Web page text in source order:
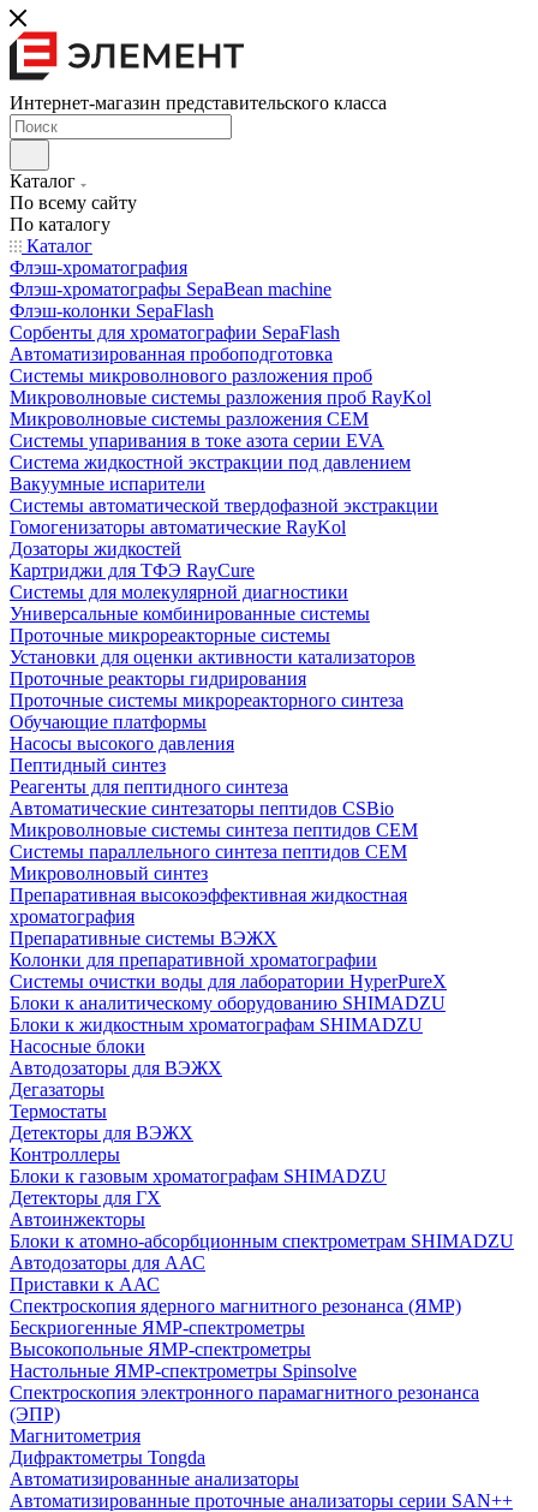
Интернет-магазин представительского класса
Каталог
По всему сайту
По каталогу
Каталог
Флэш-хроматография
Флэш-хроматографы SepaBean machine
Флэш-колонки SepaFlash
Сорбенты для хроматографии SepaFlash
Автоматизированная пробоподготовка
Системы микроволнового разложения проб
Микроволновые системы разложения проб RayKol
Микроволновые системы разложения CEM
Системы упаривания в токе азота серии EVA
Система жидкостной экстракции под давлением
Вакуумные испарители
Системы автоматической твердофазной экстракции
Гомогенизаторы автоматические RayKol
Дозаторы жидкостей
Картриджи для ТФЭ RayCure
Системы для молекулярной диагностики
Универсальные комбинированные системы
Проточные микрореакторные системы
Установки для оценки активности катализаторов
Проточные реакторы гидрирования
Проточные системы микрореакторного синтеза
Обучающие платформы
Насосы высокого давления
Пептидный синтез
Реагенты для пептидного синтеза
Автоматические синтезаторы пептидов CSBio
Микроволновые системы синтеза пептидов CEM
Системы параллельного синтеза пептидов CEM
Микроволновый синтез
Препаративная высокоэффективная жидкостная
хроматография
Препаративные системы ВЭЖХ
Колонки для препаративной хроматографии
Системы очистки воды для лаборатории HyperPureX
Блоки к аналитическому оборудованию SHIMADZU
Блоки к жидкостным хроматографам SHIMADZU
Насосные блоки
Автодозаторы для ВЭЖХ
Дегазаторы
Термостаты
Детекторы для ВЭЖХ
Контроллеры
Блоки к газовым хроматографам SHIMADZU
Детекторы для ГХ
Автоинжекторы
Блоки к атомно-абсорбционным спектрометрам SHIMADZU
Автодозаторы для ААС
Приставки к ААС
Спектроскопия ядерного магнитного резонанса (ЯМР)
Бескриогенные ЯМР‑спектрометры
Высокопольные ЯМР‑спектрометры
Настольные ЯМР‑спектрометры Spinsolve
Спектроскопия электронного парамагнитного резонанса
(ЭПР)
Магнитометрия
Дифрактометры Tongda
Автоматизированные анализаторы
Автоматизированные проточные анализаторы серии SAN++